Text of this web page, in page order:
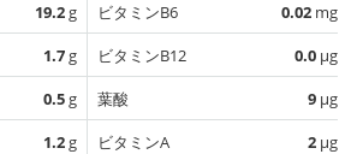
19.2g
1.7g
0.5g
1.2g
ビタミンB6
0.02 mg
ビタミンB12
0.0 µg
葉酸
9 µg
ビタミンA
2 µg